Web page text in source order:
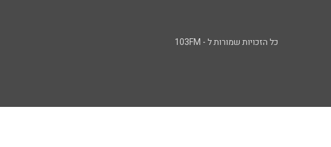
כל הזכויות שמורות ל - 103FM